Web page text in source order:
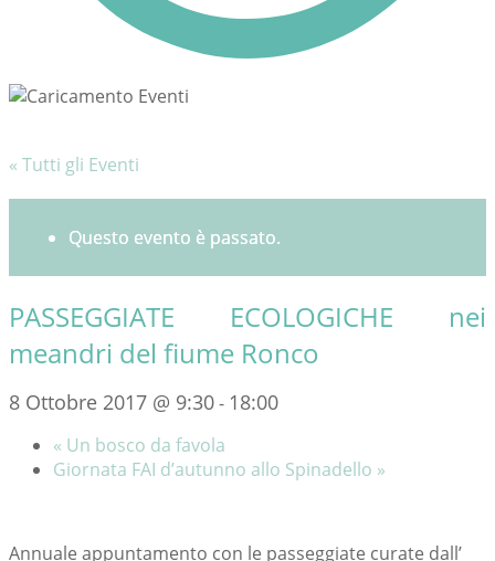
« Tutti gli Eventi
Questo evento è passato.
PASSEGGIATE ECOLOGICHE nei
meandri del fiume Ronco
8 Ottobre 2017 @ 9:30- 18:00
« Un bosco da favola
Giornata FAI d’autunno allo Spinadello »
Annuale appuntamento con le passeggiate curate dall’